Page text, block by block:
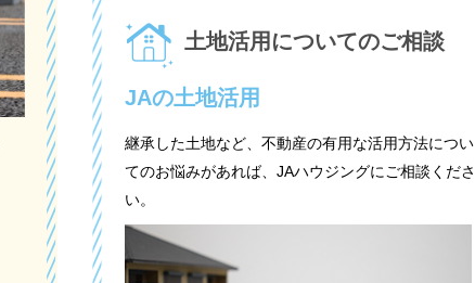
土地活用についてのご相談
JAの土地活用
継承した土地など、不動産の有用な活用方法につい
てのお悩みがあれば、JAハウジングにご相談くださ
い。